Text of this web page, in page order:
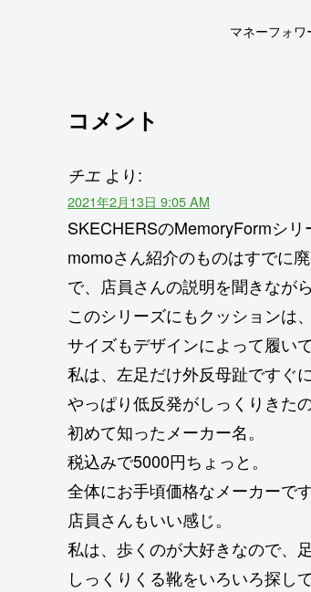
マネーフォ
コメント
チエ より:
2021年2月13日 9:05 AM
SKECHERSのMemoryFormシリ
momoさん紹介のものはすでに
で、店員さんの説明を聞きなが
このシリーズにもクッションは
サイズもデザインによって履い
私は、左足だけ外反母趾ですぐ
やっぱり低反発がしっくりきた
初めて知ったメーカー名。
税込みで5000円ちょっと。
全体にお手頃価格なメーカーです
店員さんもいい感じ。
私は、歩くのが大好きなので、
しっくりくる靴をいろいろ探し